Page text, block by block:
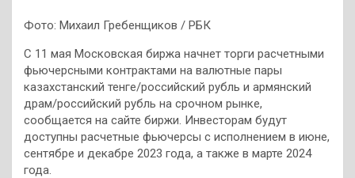
Фото: Михаил Гребенщиков / РБК
С 11 мая Московская биржа начнет торги расчетными
фьючерсными контрактами на валютные пары
казахстанский тенге/российский рубль и армянский
драм/российский рубль на срочном рынке,
сообщается на сайте биржи. Инвесторам будут
доступны расчетные фьючерсы с исполнением в июне,
сентябре и декабре 2023 года, а также в марте 2024
года.